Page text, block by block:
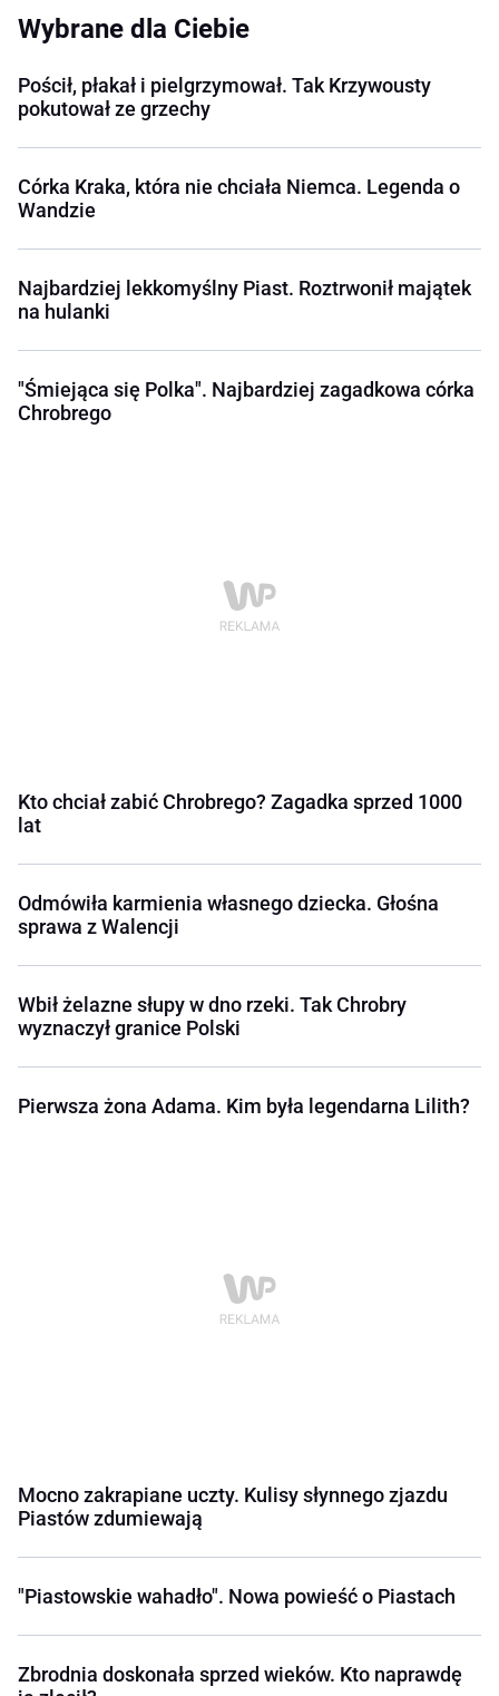
Wybrane dla Ciebie
Pościł, płakał i pielgrzymował. Tak Krzywousty
pokutował ze grzechy
Córka Kraka, która nie chciała Niemca. Legenda o
Wandzie
Najbardziej lekkomyślny Piast. Roztrwonił majątek
na hulanki
"Śmiejąca się Polka". Najbardziej zagadkowa córka
Chrobrego
Kto chciał zabić Chrobrego? Zagadka sprzed 1000
lat
Odmówiła karmienia własnego dziecka. Głośna
sprawa z Walencji
Wbił żelazne słupy w dno rzeki. Tak Chrobry
wyznaczył granice Polski
Pierwsza żona Adama. Kim była legendarna Lilith?
Mocno zakrapiane uczty. Kulisy słynnego zjazdu
Piastów zdumiewają
"Piastowskie wahadło". Nowa powieść o Piastach
Zbrodnia doskonała sprzed wieków. Kto naprawdę